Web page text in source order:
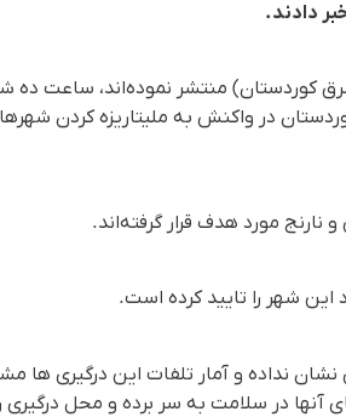
دادند.
کوردستان در واکنش بە ملیتاریزە کردن
مورد هدف قرار گرفتەاند.
این شهر را تایید کردە است.
ندادە و آمار تلفات این درگیری
آنها در سلامت بە سر بردە و محل درگیری